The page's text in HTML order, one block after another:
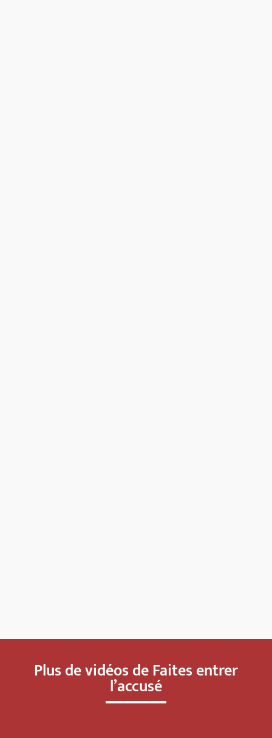
Plus de vidéos de Faites entrer
l’accusé